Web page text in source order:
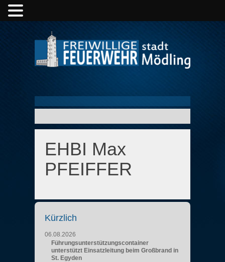
EHBI Max
PFEIFFER
Kürzlich
06.08.2026
Führungsunterstützungscontainer
unterstützt Einsatzleitung beim Großbrand in
St. Egyden